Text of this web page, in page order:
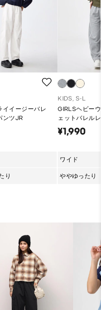
イイージーバレ
ンツJR
り
KIDS, S-L
GIRLSヘビー
ェットバレル
JR
¥1,990
ワイド
ややゆったり